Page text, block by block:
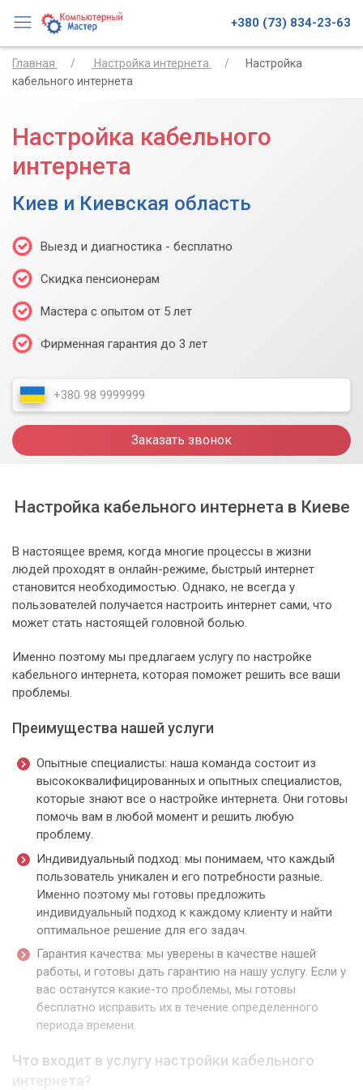
+380 (73) 834-23-63
Главная Настройка интернета
Настройка
кабельного интернета
Настройка кабельного
интернета
Киев и Киевская область
Выезд и диагностика - бесплатно
Скидка пенсионерам
Мастера с опытом от 5 лет
Фирменная гарантия до 3 лет
Заказать звонок
Настройка кабельного интернета в Киеве
В настоящее время, когда многие процессы в жизни
людей проходят в онлайн-режиме, быстрый интернет
становится необходимостью. Однако, не всегда у
пользователей получается настроить интернет сами, что
может стать настоящей головной болью.
Именно поэтому мы предлагаем услугу по настройке
кабельного интернета, которая поможет решить все ваши
проблемы.
Преимущества нашей услуги
Опытные специалисты: наша команда состоит из
высококвалифицированных и опытных специалистов,
которые знают все о настройке интернета. Они готовы
помочь вам в любой момент и решить любую
проблему.
Индивидуальный подход: мы понимаем, что каждый
пользователь уникален и его потребности разные.
Именно поэтому мы готовы предложить
индивидуальный подход к каждому клиенту и найти
оптимальное решение для его задач.
Гарантия качества: мы уверены в качестве нашей
работы, и готовы дать гарантию на нашу услугу. Если у
вас останутся какие-то проблемы, мы готовы
бесплатно исправить их в течение определенного
периода времени.
Что входит в услугу настройки кабельного
интернета?